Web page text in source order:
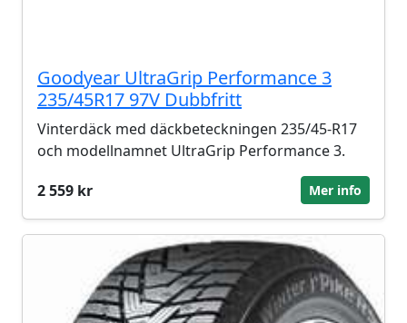
Goodyear UltraGrip Performance 3
235/45R17 97V Dubbfritt
Vinterdäck med däckbeteckningen 235/45-R17
och modellnamnet UltraGrip Performance 3.
2 559 kr
Mer info